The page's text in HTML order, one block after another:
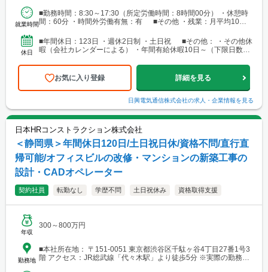
就業時間
■勤務時間：8:30～17:30（所定労働時間：8時間00分） ・休憩時
間：60分 ・時間外労働有無：有 ■その他 ・残業：月平均10時
休日
■年間休日：123日 ・週休2日制 ・土日祝 ■その他： ・その他休
暇（会社カレンダーによる） ・年間有給休暇10日～（下限日数
お気に入り登録 詳細を見る
日興電気通信株式会社の求人・企業情報を見る
日本HRコンストラクション株式会社
＜静岡県＞年間休日120日/土日祝日休/資格不問/直行直
帰可能/オフィスビルの改修・マンションの新築工事の
設計・CADオペレーター
契約社員 転勤なし 学歴不問 土日祝休み 資格取得支援
年収
300～800万円
勤務地
■本社所在地： 〒151-0051 東京都渋谷区千駄ヶ谷4丁目27番1号3
階 アクセス：JR総武線「代々木駅」より徒歩5分 ※実際の勤務地